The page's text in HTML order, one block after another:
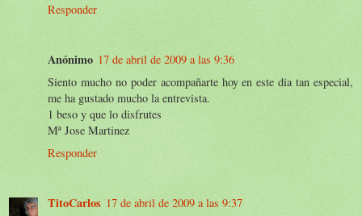
Responder
Anónimo 17 de abril de 2009 a las 9:36
Siento mucho no poder acompañarte hoy en este dia tan especial,
me ha gustado mucho la entrevista.
1 beso y que lo disfrutes
Mª Jose Martinez
Responder
TitoCarlos 17 de abril de 2009 a las 9:37